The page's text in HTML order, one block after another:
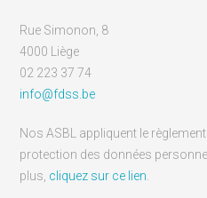
Rue Simonon, 8
4000 Liège
02 223 37 74
info@fdss.be
Nos ASBL appliquent le
protection des données
plus, cliquez sur ce lien.